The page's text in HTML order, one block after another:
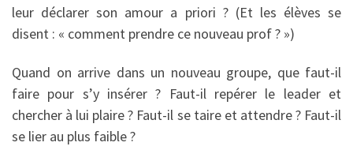
leur déclarer son amour a priori ? (Et les élèves se
disent : « comment prendre ce nouveau prof ? »)
Quand on arrive dans un nouveau groupe, que faut-il
faire pour s’y insérer ? Faut-il repérer le leader et
chercher à lui plaire ? Faut-il se taire et attendre ? Faut-il
se lier au plus faible ?